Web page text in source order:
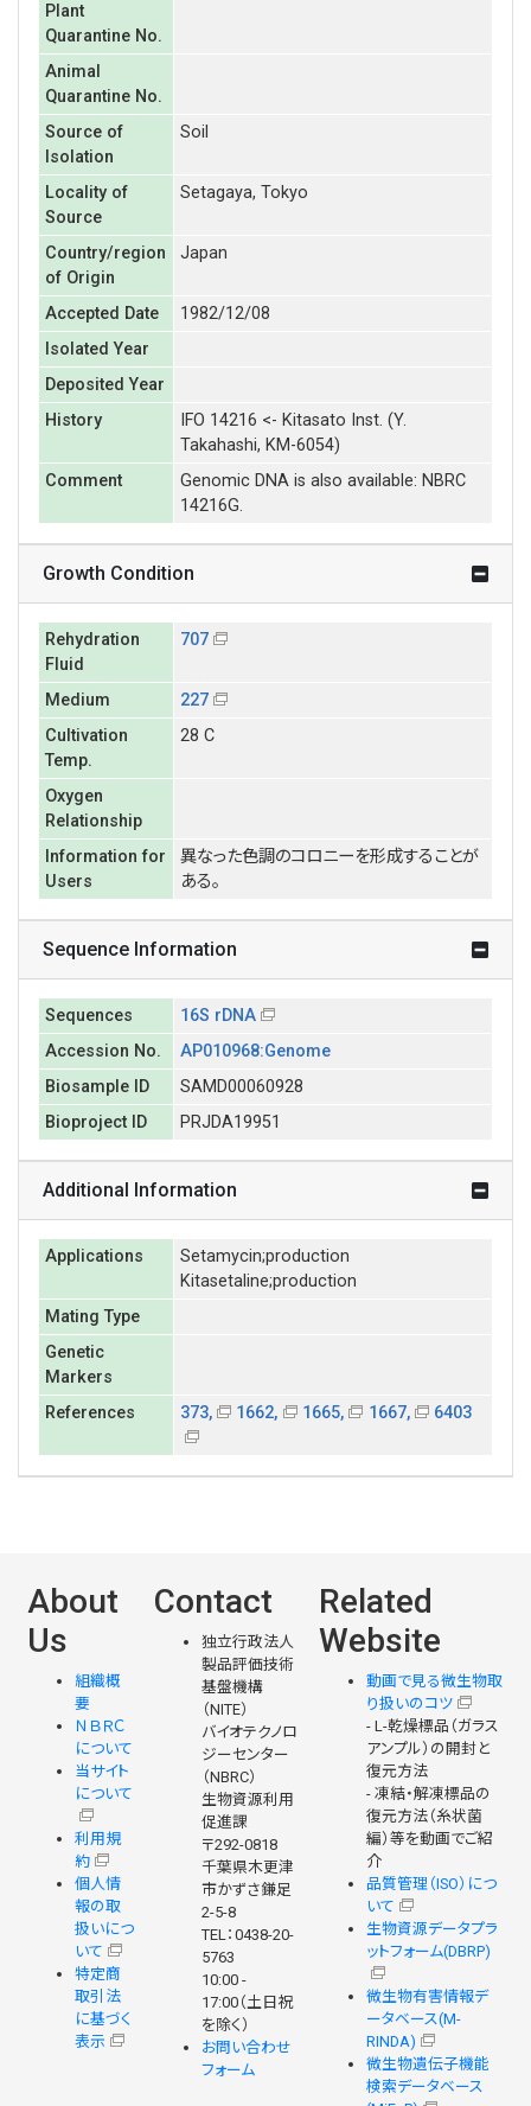
Plant
Quarantine No.
Animal
Quarantine No.
Source of
Isolation
Soil
Locality of
Source
Setagaya, Tokyo
Country/region
of Origin
Japan
Accepted Date
1982/12/08
Isolated Year
Deposited Year
History
IFO 14216 <- Kitasato Inst. (Y.
Takahashi, KM-6054)
Comment
Genomic DNA is also available: NBRC
14216G.
Growth Condition
Rehydration
Fluid
707
Medium
227
Cultivation
Temp.
28 C
Oxygen
Relationship
Information for
Users
異なった色調のコロニーを形成することが
ある。
Sequence Information
Sequences
16S rDNA
Accession No.
AP010968:Genome
Biosample ID
SAMD00060928
Bioproject ID
PRJDA19951
Additional Information
Applications
Setamycin;production
Kitasetaline;production
Mating Type
Genetic
Markers
References
373, 1662, 1665, 1667, 6403
About
Us
組織概
要
ＮＢＲＣ
について
当サイト
について
利用規
約
個人情
報の取
扱いにつ
いて
特定商
取引法
に基づく
表示
Contact
独立行政法人
製品評価技術
基盤機構
（NITE）
バイオテクノロ
ジーセンター
（NBRC）
生物資源利用
促進課
〒292-0818
千葉県木更津
市かずさ鎌足
2-5-8
TEL：0438-20-
5763
10:00 -
17:00（土日祝
を除く）
お問い合わせ
フォーム
Related
Website
動画で見る微生物取
り扱いのコツ
- L-乾燥標品（ガラス
アンプル）の開封と
復元方法
- 凍結・解凍標品の
復元方法（糸状菌
編）等を動画でご紹
介
品質管理（ISO）につ
いて
生物資源データプラ
ットフォーム(DBRP)
微生物有害情報デ
ータベース(M-
RINDA)
微生物遺伝子機能
検索データベース